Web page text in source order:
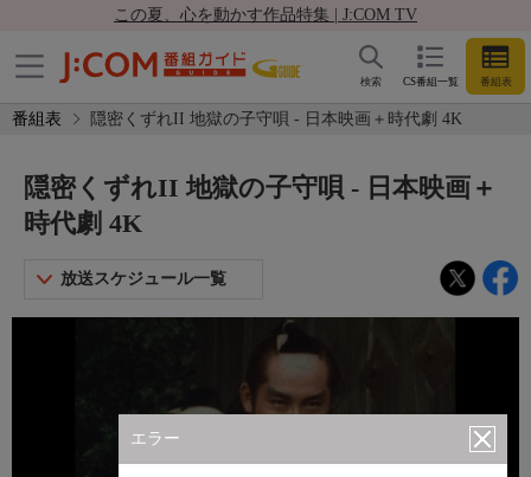
この夏、心を動かす作品特集 | J:COM TV
CS番組一覧 番組表
検索
番組表 隠密くずれII 地獄の子守唄 - 日本映画＋時代劇 4K
エラー
隠密くずれII 地獄の子守唄 - 日本映画＋
時代劇 4K
放送スケジュール一覧